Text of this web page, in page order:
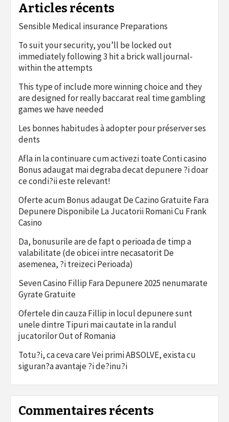
Articles récents
Sensible Medical insurance Preparations
To suit your security, you’ll be locked out
immediately following 3 hit a brick wall journal-
within the attempts
This type of include more winning choice and they
are designed for really baccarat real time gambling
games we have needed
Les bonnes habitudes à adopter pour préserver ses
dents
Afla in la continuare cum activezi toate Conti casino
Bonus adaugat mai degraba decat depunere ?i doar
ce condi?ii este relevant!
Oferte acum Bonus adaugat De Cazino Gratuite Fara
Depunere Disponibile La Jucatorii Romani Cu Frank
Casino
Da, bonusurile are de fapt o perioada de timp a
valabilitate (de obicei intre necasatorit De
asemenea, ?i treizeci Perioada)
Seven Casino Fillip Fara Depunere 2025 nenumarate
Gyrate Gratuite
Ofertele din cauza Fillip in locul depunere sunt
unele dintre Tipuri mai cautate in la randul
jucatorilor Out of Romania
Totu?i, ca ceva care Vei primi ABSOLVE, exista cu
siguran?a avantaje ?i de?inu?i
Commentaires récents